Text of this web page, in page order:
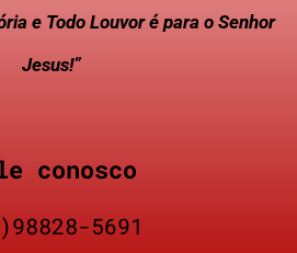
e Todo Louvor é para o Senhor
Jesus!”
conosco
5691